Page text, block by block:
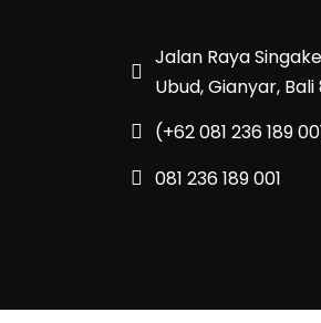
Jalan Raya
Ubud, Gianyar, Bali
(+62 081 236 189
081 236 189 001